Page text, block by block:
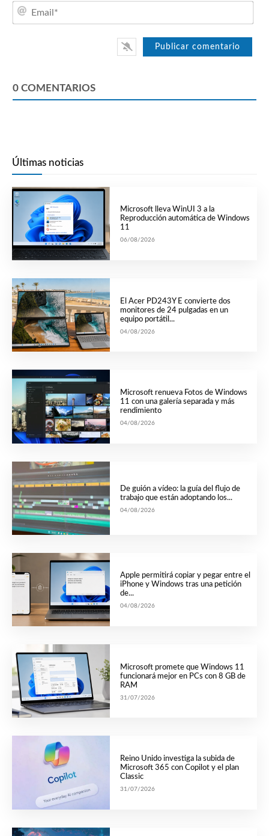
0 COMENTARIOS
Últimas noticias
Microsoft lleva WinUI 3 a la
Reproducción automática de Windows
11
06/08/2026
El Acer PD243Y E convierte dos
monitores de 24 pulgadas en un
equipo portátil...
04/08/2026
Microsoft renueva Fotos de Windows
11 con una galería separada y más
rendimiento
04/08/2026
De guión a vídeo: la guía del flujo de
trabajo que están adoptando los...
04/08/2026
Apple permitirá copiar y pegar entre el
iPhone y Windows tras una petición
de...
04/08/2026
Microsoft promete que Windows 11
funcionará mejor en PCs con 8 GB de
RAM
31/07/2026
Reino Unido investiga la subida de
Microsoft 365 con Copilot y el plan
Classic
31/07/2026